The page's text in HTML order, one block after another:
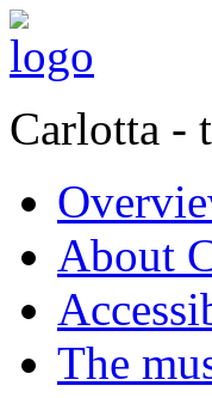
Carlotta -
About
The